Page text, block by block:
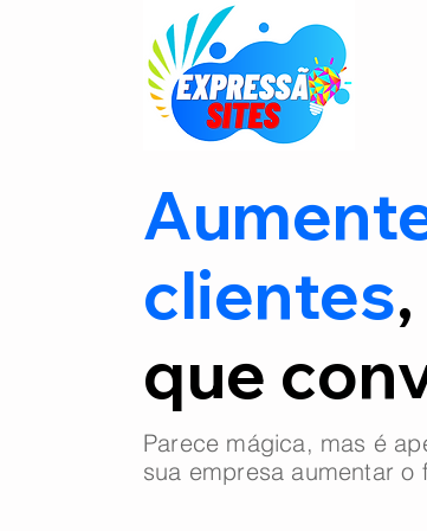
clientes
que
Parece mágica, mas é
sua empresa aumentar o